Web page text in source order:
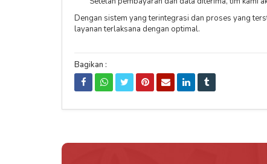
Dengan sistem yang terintegrasi dan proses yang
layanan terlaksana dengan optimal.
Bagikan :